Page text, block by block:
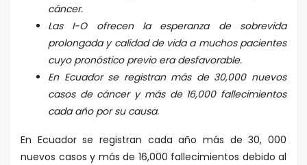
cáncer.
Las I-O ofrecen la esperanza de sobrevida
prolongada y calidad de vida a muchos pacientes
cuyo pronóstico previo era desfavorable.
En Ecuador se registran más de 30,000 nuevos
casos de cáncer y más de 16,000 fallecimientos
cada año por su causa.
En Ecuador se registran cada año más de 30, 000
nuevos casos y más de 16,000 fallecimientos debido al